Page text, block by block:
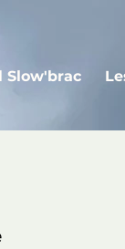
Slow'brac